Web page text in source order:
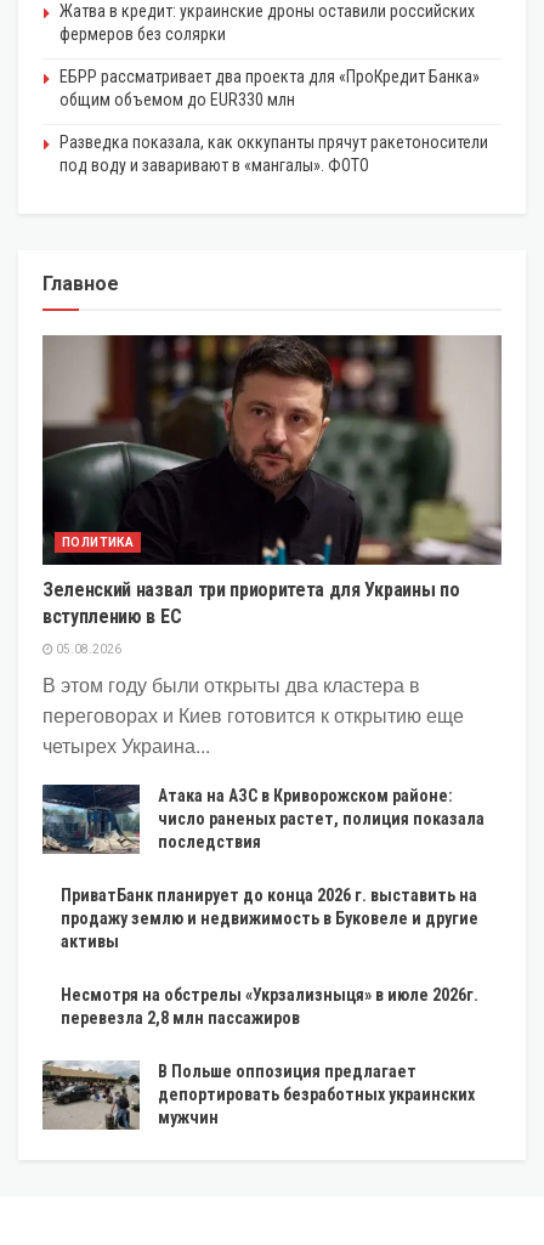
Жатва в кредит: украинские дроны оставили российских
фермеров без солярки
ЕБРР рассматривает два проекта для «ПроКредит Банка»
общим объемом до EUR330 млн
Разведка показала, как оккупанты прячут ракетоносители
под воду и заваривают в «мангалы». ФОТО
Главное
ПОЛИТИКА
Зеленский назвал три приоритета для Украины по
вступлению в ЕС
05.08.2026
В этом году были открыты два кластера в
переговорах и Киев готовится к открытию еще
четырех Украина...
Атака на АЗС в Криворожском районе:
число раненых растет, полиция показала
последствия
ПриватБанк планирует до конца 2026 г. выставить на
продажу землю и недвижимость в Буковеле и другие
активы
Несмотря на обстрелы «Укрзализныця» в июле 2026г.
перевезла 2,8 млн пассажиров
В Польше оппозиция предлагает
депортировать безработных украинских
мужчин